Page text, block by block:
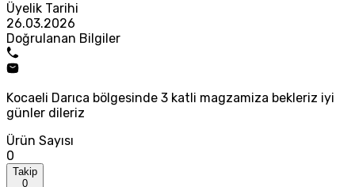
Üyelik Tarihi
26.03.2026
Doğrulanan Bilgiler
Kocaeli Darıca bölgesinde 3 katli magzamiza bekleriz iyi
günler dileriz
Ürün Sayısı
0
Takip
0